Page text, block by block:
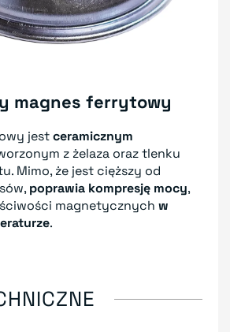
magnes ferrytowy
jestceramicznym
z żelaza oraz tlenku
Mimo, że jest cięższy od
poprawia kompresję mocy,
magnetycznych w
.